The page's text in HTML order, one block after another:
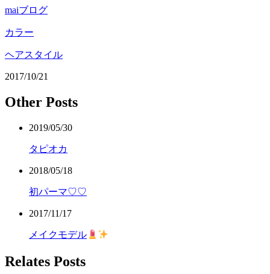
maiブログ
カラー
ヘアスタイル
2017/10/21
Other Posts
2019/05/30
タピオカ
2018/05/18
初パーマ♡♡
2017/11/17
メイクモデル
Relates Posts